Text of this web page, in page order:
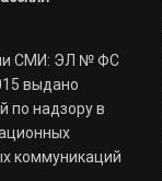
СМИ: ЭЛ № ФС
выдано
по надзору в
коммуникаций